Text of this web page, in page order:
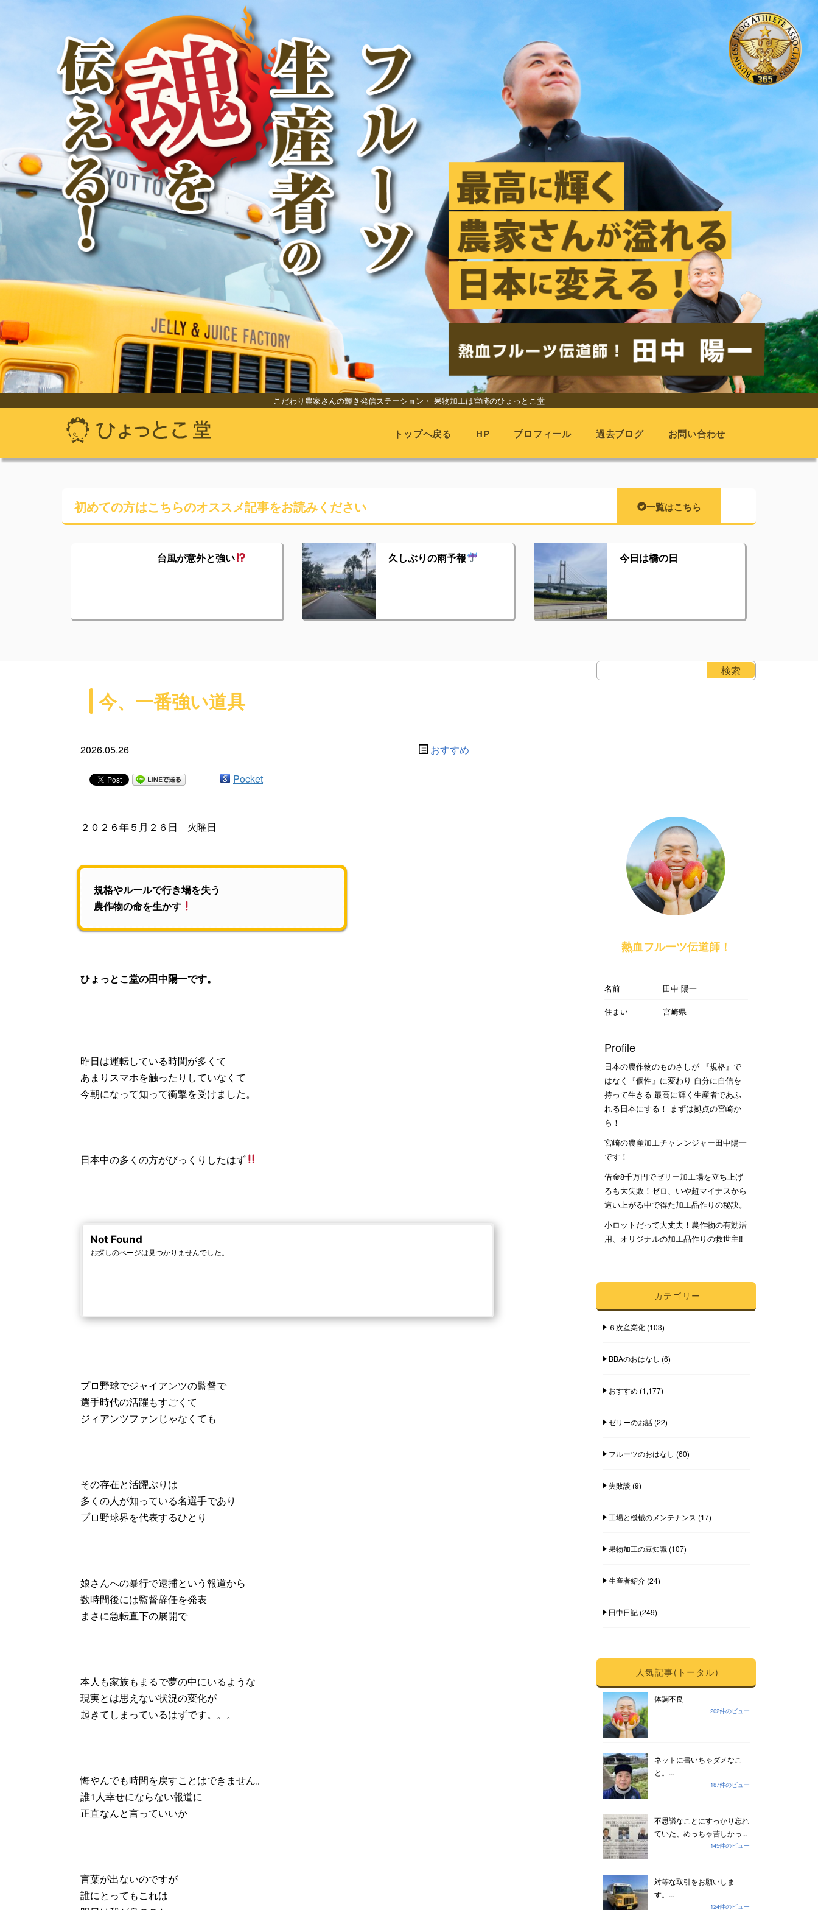
こだわり農家さんの輝き発信ステーション・ 果物加工は宮崎のひょっとこ堂
トップへ戻る HP プロフィール 過去ブログ お問い合わせ
初めての方はこちらのオススメ記事をお読みください 一覧はこちら
台風が意外と強い 久しぶりの雨予報 今日は橋の日
今、一番強い道具
2026.05.26 おすすめ
Pocket
２０２６年５月２６日 火曜日
規格やルールで行き場を失う
農作物の命を生かす
ひょっとこ堂の田中陽一です。
昨日は運転している時間が多くて
あまりスマホを触ったりしていなくて
今朝になって知って衝撃を受けました。
日本中の多くの方がびっくりしたはず
プロ野球でジャイアンツの監督で
選手時代の活躍もすごくて
ジィアンツファンじゃなくても
その存在と活躍ぶりは
多くの人が知っている名選手であり
プロ野球界を代表するひとり
娘さんへの暴行で逮捕という報道から
数時間後には監督辞任を発表
まさに急転直下の展開で
本人も家族もまるで夢の中にいるような
現実とは思えない状況の変化が
起きてしまっているはずです。。。
悔やんでも時間を戻すことはできません。
誰1人幸せにならない報道に
正直なんと言っていいか
言葉が出ないのですが
誰にとってもこれは
熱血フルーツ伝道師！
名前
田中 陽一
住まい
宮崎県
Profile
日本の農作物のものさしが 『規格』で
はなく『個性』に変わり 自分に自信を
持って生きる 最高に輝く生産者であふ
れる日本にする！ まずは拠点の宮崎か
ら！
宮崎の農産加工チャレンジャー田中陽一
です！
借金8千万円でゼリー加工場を立ち上げ
るも大失敗！ゼロ、いや超マイナスから
這い上がる中で得た加工品作りの秘訣。
小ロットだって大丈夫！農作物の有効活
用、オリジナルの加工品作りの救世主‼︎
カテゴリー
６次産業化(103)
BBAのおはなし (6)
おすすめ (1,177)
ゼリーのお話(22)
フルーツのおはなし (60)
失敗談 (9)
工場と機械のメンテナンス (17)
果物加工の豆知識(107)
生産者紹介(24)
田中日記(249)
人気記事(トータル)
体調不良
202件のビュー
ネットに書いちゃダメなこ
と。...
187件のビュー
不思議なことにすっかり忘れ
ていた、めっちゃ苦しかっ...
145件のビュー
対等な取引をお願いしま
す。...
124件のビュー